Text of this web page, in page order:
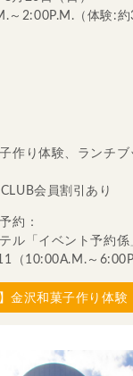
～2:00P.M.（体験:
作り体験、ランチブ
会員割引あり
約：
ル「イベント予約係
（10:00A.M.～
金沢和菓子作り体験